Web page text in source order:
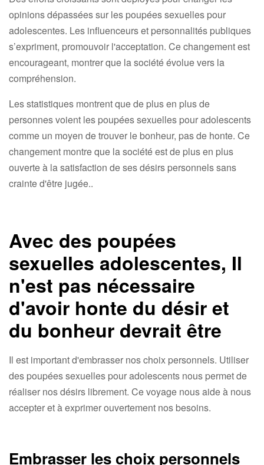
opinions dépassées sur les poupées sexuelles pour
adolescentes. Les influenceurs et personnalités publiques
s’expriment, promouvoir l'acceptation. Ce changement est
encourageant, montrer que la société évolue vers la
compréhension.
Les statistiques montrent que de plus en plus de
personnes voient les poupées sexuelles pour adolescents
comme un moyen de trouver le bonheur, pas de honte. Ce
changement montre que la société est de plus en plus
ouverte à la satisfaction de ses désirs personnels sans
crainte d'être jugée..
Avec des poupées
sexuelles adolescentes, Il
n'est pas nécessaire
d'avoir honte du désir et
du bonheur devrait être
Il est important d'embrasser nos choix personnels. Utiliser
des poupées sexuelles pour adolescents nous permet de
réaliser nos désirs librement. Ce voyage nous aide à nous
accepter et à exprimer ouvertement nos besoins.
Embrasser les choix personnels